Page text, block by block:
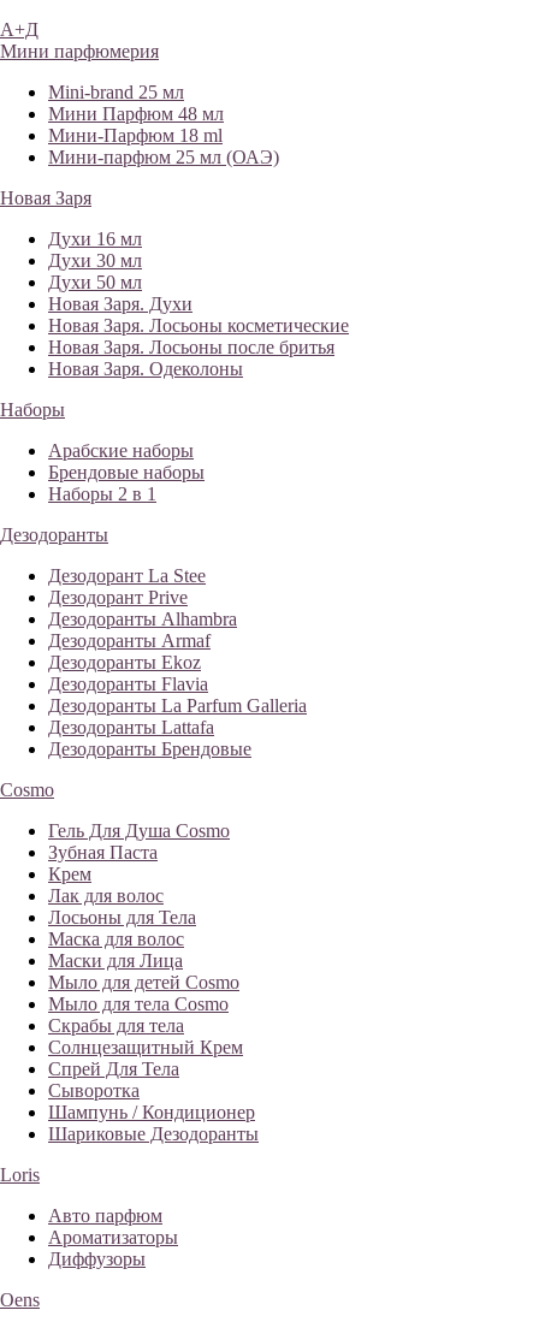
А+Д
Мини парфюмерия
Mini-brand 25 мл
Мини Парфюм 48 мл
Мини-Парфюм 18 ml
Мини-парфюм 25 мл (ОАЭ)
Новая Заря
Духи 16 мл
Духи 30 мл
Духи 50 мл
Новая Заря. Духи
Новая Заря. Лосьоны косметические
Новая Заря. Лосьоны после бритья
Новая Заря. Одеколоны
Наборы
Арабские наборы
Брендовые наборы
Наборы 2 в 1
Дезодоранты
Дезодорант La Stee
Дезодорант Prive
Дезодоранты Alhambra
Дезодоранты Armaf
Дезодоранты Ekoz
Дезодоранты Flavia
Дезодоранты La Parfum Galleria
Дезодоранты Lattafa
Дезодоранты Брендовые
Cosmo
Гель Для Душа Cosmo
Зубная Паста
Крем
Лак для волос
Лосьоны для Тела
Маска для волос
Маски для Лица
Мыло для детей Cosmo
Мыло для тела Cosmo
Скрабы для тела
Солнцезащитный Крем
Спрей Для Тела
Сыворотка
Шампунь / Кондиционер
Шариковые Дезодоранты
Loris
Авто парфюм
Ароматизаторы
Диффузоры
Oens